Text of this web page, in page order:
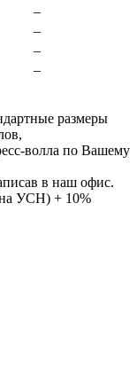
–
–
–
–
размеры
волла по Вашему
в наш офис.
УСН) + 10%